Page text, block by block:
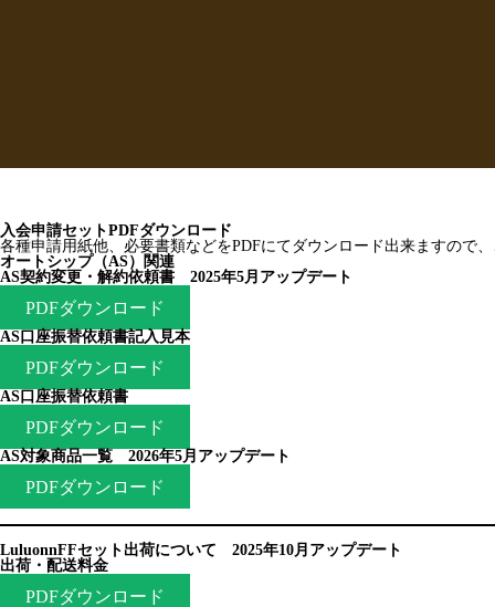
入会申請セットPDFダウンロード
各種申請用紙他、必要書類などをPDFにてダウンロード出来ますので
オートシップ（AS）関連
AS契約変更・解約依頼書 2025年5月アップデート
PDFダウンロード
AS口座振替依頼書記入見本
PDFダウンロード
AS口座振替依頼書
PDFダウンロード
AS対象商品一覧 2026年5月アップデート
PDFダウンロード
LuluonnFFセット出荷について 2025年10月アップデート
出荷・配送料金
PDFダウンロード